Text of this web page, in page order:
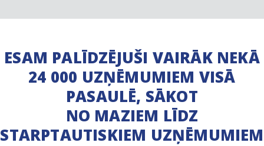
ESAM PALĪDZĒJUŠI VAIRĀK NEKĀ
24 000 UZŅĒMUMIEM VISĀ
PASAULĒ, SĀKOT
NO MAZIEM LĪDZ
STARPTAUTISKIEM UZŅĒMUMIEM